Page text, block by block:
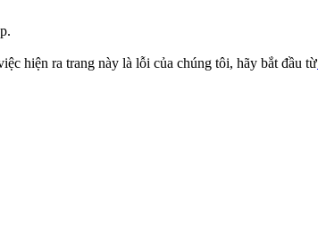
hiện ra trang này là lỗi của chúng tôi, hãy bắt đầu từ